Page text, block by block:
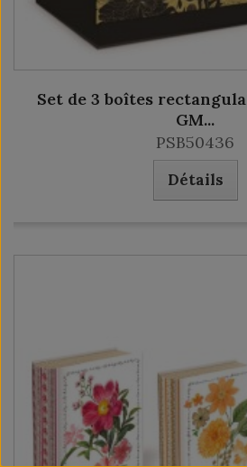
Set de 3 boîtes
GM...
PSB50436
Détails